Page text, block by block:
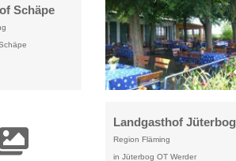
Schäpe
Landgasthof Jüterbog
Region Fläming
in Jüterbog OT Werder